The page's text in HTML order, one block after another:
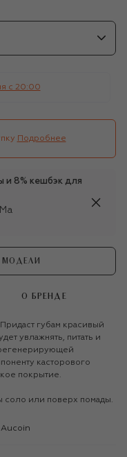
c 20:00
Подробнее
и 8% кешбэк для
МОДЕЛИ
О БРЕНДЕ
губам красивый
увлажнять, питать и
касторового
покрытие.
соло или поверх помады.
Aucoin